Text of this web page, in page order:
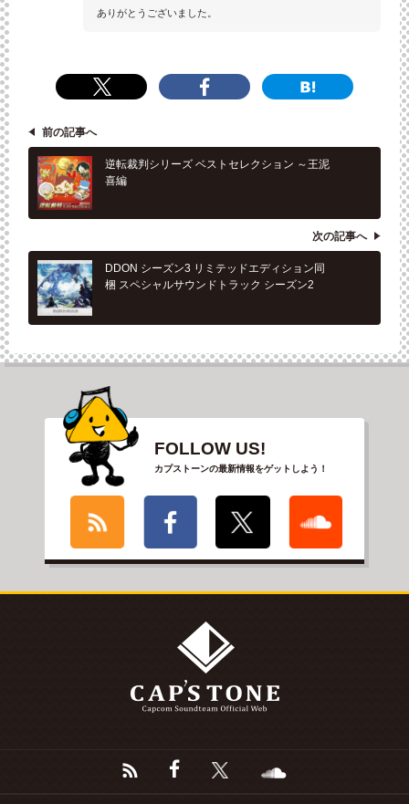
ありがとうございました。
前の記事へ
逆転裁判シリーズ ベストセレクション ～王泥
喜編
次の記事へ
DDON シーズン3 リミテッドエディション同
梱 スペシャルサウンドトラック シーズン2
FOLLOW US!
カプストーンの最新情報をゲットしよう！